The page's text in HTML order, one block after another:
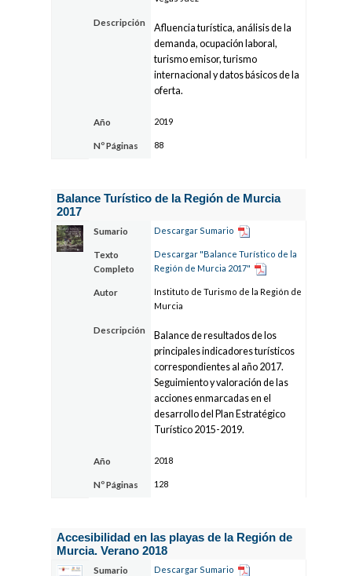
Descripción
Afluencia turística, análisis de la
demanda, ocupación laboral,
turismo emisor, turismo
internacional y datos básicos de la
oferta.
Año 2019
Nº Páginas 88
Balance Turístico de la Región de Murcia
2017
Sumario Descargar Sumario
Texto
Completo
Descargar "Balance Turístico de la
Región de Murcia 2017"
Autor
Instituto de Turismo de la Región de
Murcia
Descripción
Balance de resultados de los
principales indicadores turísticos
correspondientes al año 2017.
Seguimiento y valoración de las
acciones enmarcadas en el
desarrollo del Plan Estratégico
Turístico 2015-2019.
Año 2018
Nº Páginas 128
Accesibilidad en las playas de la Región de
Murcia. Verano 2018
Sumario Descargar Sumario